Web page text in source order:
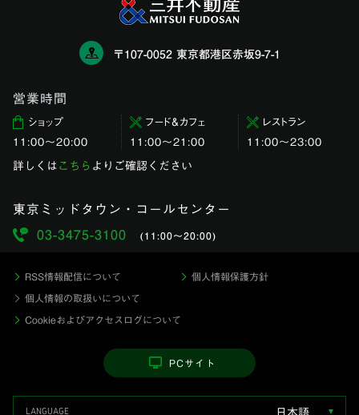
〒107-0052 東京都港区赤坂9-7-1
営業時間
ショップ
11:00〜20:00
フード＆カフェ
11:00～21:00
レストラン
11:00〜23:00
詳しくは こちら よりご確認ください
東京ミッドタウン・コールセンター
03-3475-3100
(11:00〜20:00)
RSS情報配信について 個人情報保護方針
個人情報の取扱いについて
Cookieおよびアクセスログについて
PCサイト